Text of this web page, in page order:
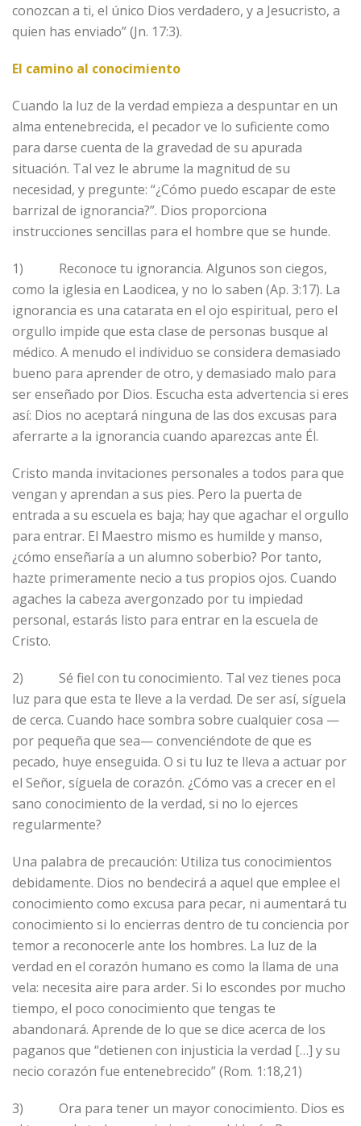
conozcan a ti, el único Dios verdadero, y a Jesucristo, a
quien has enviado” (Jn. 17:3).
El camino al conocimiento
Cuando la luz de la verdad empieza a despuntar en un
alma entenebrecida, el pecador ve lo suficiente como
para darse cuenta de la gravedad de su apurada
situación. Tal vez le abrume la magnitud de su
necesidad, y pregunte: “¿Cómo puedo escapar de este
barrizal de ignorancia?”. Dios proporciona
instrucciones sencillas para el hombre que se hunde.
1) Reconoce tu ignorancia. Algunos son ciegos,
como la iglesia en Laodicea, y no lo saben (Ap. 3:17). La
ignorancia es una catarata en el ojo espiritual, pero el
orgullo impide que esta clase de personas busque al
médico. A menudo el individuo se considera demasiado
bueno para aprender de otro, y demasiado malo para
ser enseñado por Dios. Escucha esta advertencia si eres
así: Dios no aceptará ninguna de las dos excusas para
aferrarte a la ignorancia cuando aparezcas ante Él.
Cristo manda invitaciones personales a todos para que
vengan y aprendan a sus pies. Pero la puerta de
entrada a su escuela es baja; hay que agachar el orgullo
para entrar. El Maestro mismo es humilde y manso,
¿cómo enseñaría a un alumno soberbio? Por tanto,
hazte primeramente necio a tus propios ojos. Cuando
agaches la cabeza avergonzado por tu impiedad
personal, estarás listo para entrar en la escuela de
Cristo.
2) Sé fiel con tu conocimiento. Tal vez tienes poca
luz para que esta te lleve a la verdad. De ser así, síguela
de cerca. Cuando hace sombra sobre cualquier cosa —
por pequeña que sea— convenciéndote de que es
pecado, huye enseguida. O si tu luz te lleva a actuar por
el Señor, síguela de corazón. ¿Cómo vas a crecer en el
sano conocimiento de la verdad, si no lo ejerces
regularmente?
Una palabra de precaución: Utiliza tus conocimientos
debidamente. Dios no bendecirá a aquel que emplee el
conocimiento como excusa para pecar, ni aumentará tu
conocimiento si lo encierras dentro de tu conciencia por
temor a reconocerle ante los hombres. La luz de la
verdad en el corazón humano es como la llama de una
vela: necesita aire para arder. Si lo escondes por mucho
tiempo, el poco conocimiento que tengas te
abandonará. Aprende de lo que se dice acerca de los
paganos que “detienen con injusticia la verdad […] y su
necio corazón fue entenebrecido” (Rom. 1:18,21)
3) Ora para tener un mayor conocimiento. Dios es